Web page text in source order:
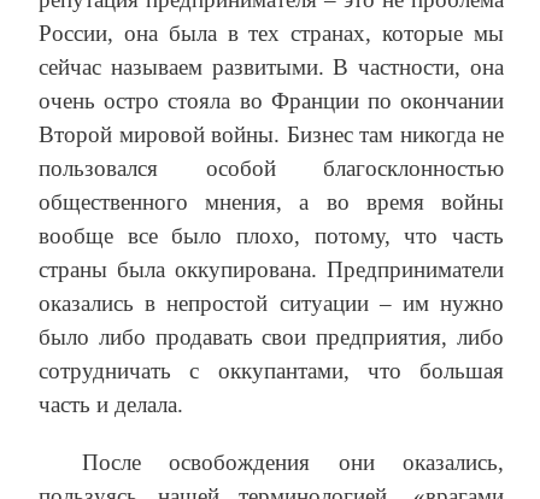
России, она была в тех странах, которые мы
сейчас называем развитыми. В частности, она
очень остро стояла во Франции по окончании
Второй мировой войны. Бизнес там никогда не
пользовался особой благосклонностью
общественного мнения, а во время войны
вообще все было плохо, потому, что часть
страны была оккупирована. Предприниматели
оказались в непростой ситуации – им нужно
было либо продавать свои предприятия, либо
сотрудничать с оккупантами, что большая
часть и делала.
После освобождения они оказались,